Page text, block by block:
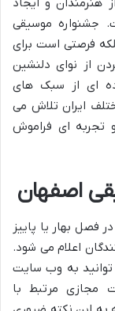
جشنواره موسیقی
فرصتی است برای
از نوای دلنشین
ای از سبک های
ایران تلاش می
تجربه ای فراموش
اصفهان
فصل بهار یا پاییز
اعلام می شود.
توانید به وب سایت
مجازی مرتبط با